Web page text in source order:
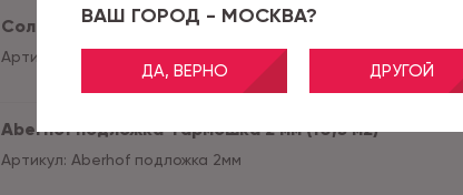
ВАШ ГОРОД - МОСКВА?
ДА, ВЕРНО ДРУГОЙ
Солид подложка листовая зеленая 3 мм (5м2)
Артикул: АКЦИЯ
Aberhof подложка-гармошка 2 мм (10,5 м2)
Артикул: Aberhof подложка 2мм